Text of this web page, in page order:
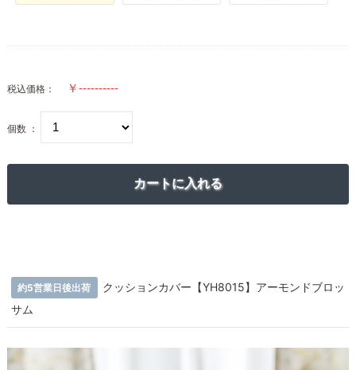
税込価格：
個数 ：
約5営業日後出荷
クッションカバー【YH8015】アーモンドブロッ
サム